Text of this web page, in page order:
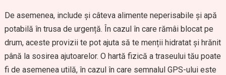
De asemenea, include și câteva alimente neperisabile și apă
potabilă în trusa de urgență. În cazul în care rămâi blocat pe
drum, aceste provizii te pot ajuta să te menții hidratat și hrănit
până la sosirea ajutoarelor. O hartă fizică a traseului tău poate
fi de asemenea utilă, în cazul în care semnalul GPS-ului este